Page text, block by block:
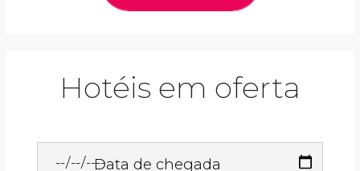
Hotéis em oferta
Data de chegada